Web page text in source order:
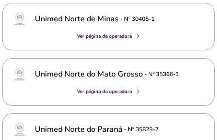
Unimed Norte de Minas - Nº30405-1
Ver página da operadora
Unimed Norte do Mato Grosso- Nº35366-3
Ver página da operadora
Unimed Norte do Paraná - Nº35828-2